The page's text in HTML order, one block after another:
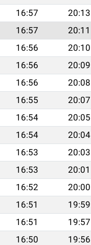
16:57 20:13
16:57 20:11
16:56 20:10
16:56 20:09
16:56 20:08
16:55 20:07
16:54 20:05
16:54 20:04
16:53 20:03
16:53 20:01
16:52 20:00
16:51 19:59
16:51 19:57
16:50 19:56